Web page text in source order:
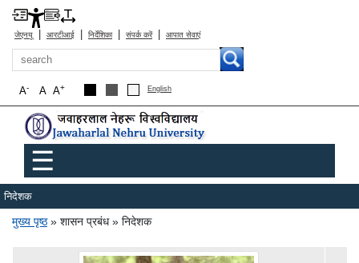
जेएनयू | आरटीआई | निर्देशिका | संपर्क करें | आपात सेवाएं
खोज
A+
A
A- English
Main menu
☰
निदेशक
पग चिन्ह
मुख्य पृष्ठ शासन प्रबंध निदेशक